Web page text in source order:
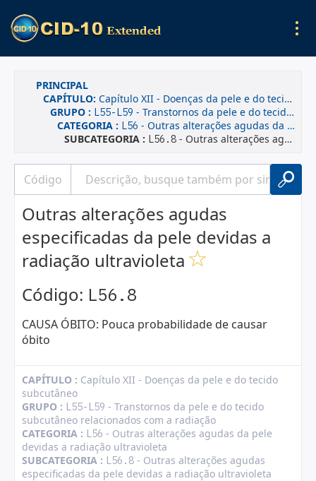
PRINCIPAL
CAPÍTULO: Capítulo XII - Doenças da pele e do tecido subcutâneo
GRUPO : L55-L59 - Transtornos da pele e do tecido subcutâneo relacionados com a radiação
CATEGORIA : L56 - Outras alterações agudas da pele devidas a radiação ultravioleta
SUBCATEGORIA : L56.8 - Outras alterações agudas especificadas da pele devidas a radiação ultravioleta
Outras alterações agudas
especificadas da pele devidas a
radiação ultravioleta
Código: L56.8
CAUSA ÓBITO: Pouca probabilidade de causar
óbito
CAPÍTULO : Capítulo XII - Doenças da pele e do tecido
subcutâneo
GRUPO : L55-L59 - Transtornos da pele e do tecido
subcutâneo relacionados com a radiação
CATEGORIA : L56 - Outras alterações agudas da pele
devidas a radiação ultravioleta
SUBCATEGORIA : L56.8 - Outras alterações agudas
especificadas da pele devidas a radiação ultravioleta